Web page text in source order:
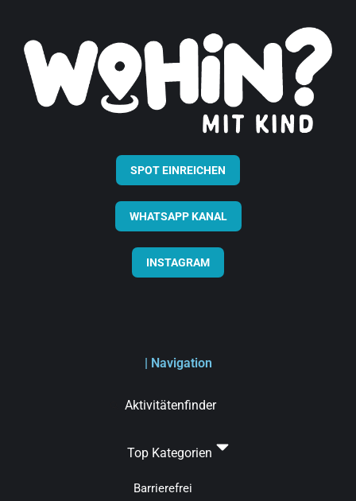
SPOT EINREICHEN
WHATSAPP KANAL
INSTAGRAM
| Navigation
Aktivitätenfinder
Top Kategorien
Barrierefrei